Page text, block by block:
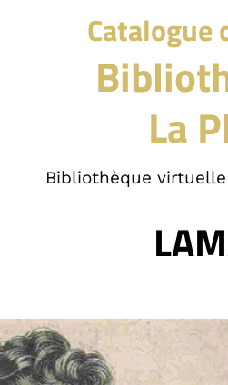
Catalogue
La
Bibliothèque virtuelle